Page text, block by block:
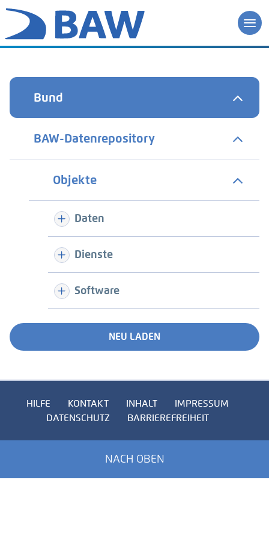
Bund
BAW-Datenrepository
Objekte
Daten
Dienste
Software
NEU LADEN
HILFE KONTAKT INHALT
IMPRESSUM
DATENSCHUTZ
BARRIEREFREIHEIT
NACH OBEN